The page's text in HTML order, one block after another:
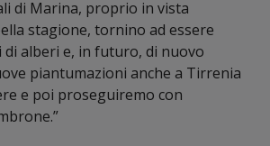
di Marina, proprio in vista
stagione, tornino ad essere
alberi e, in futuro, di nuovo
piantumazioni anche a Tirrenia
e poi proseguiremo con